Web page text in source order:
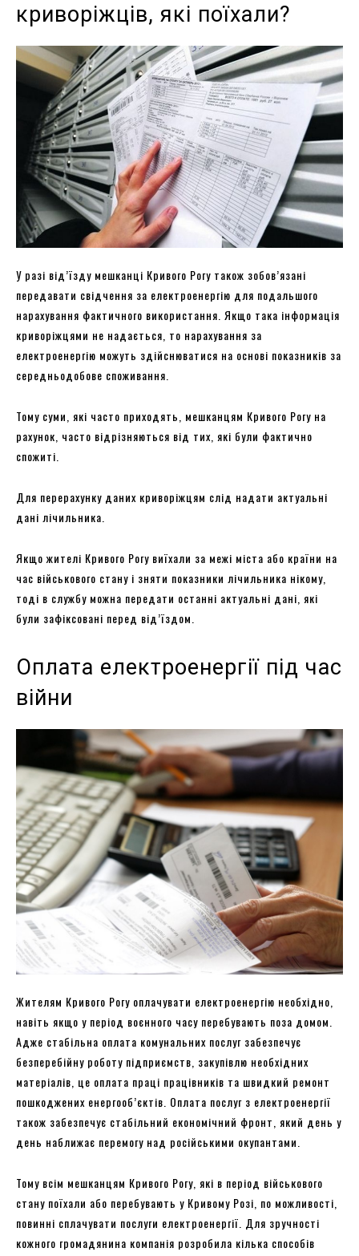
криворіжців, які поїхали?
У разі від’їзду мешканці Кривого Рогу також зобов’язані
передавати свідчення за електроенергію для подальшого
нарахування фактичного використання. Якщо така інформація
криворіжцями не надається, то нарахування за
електроенергію можуть здійснюватися на основі показників за
середньодобове споживання.
Тому суми, які часто приходять, мешканцям Кривого Рогу на
рахунок, часто відрізняються від тих, які були фактично
спожиті.
Для перерахунку даних криворіжцям слід надати актуальні
дані лічильника.
Якщо жителі Кривого Рогу виїхали за межі міста або країни на
час військового стану і зняти показники лічильника нікому,
тоді в службу можна передати останні актуальні дані, які
були зафіксовані перед від’їздом.
Оплата електроенергії під час
війни
Жителям Кривого Рогу оплачувати електроенергію необхідно,
навіть якщо у період воєнного часу перебувають поза домом.
Адже стабільна оплата комунальних послуг забезпечує
безперебійну роботу підприємств, закупівлю необхідних
матеріалів, це оплата праці працівників та швидкий ремонт
пошкоджених енергооб’єктів. Оплата послуг з електроенергії
також забезпечує стабільний економічний фронт, який день у
день наближає перемогу над російськими окупантами.
Тому всім мешканцям Кривого Рогу, які в період військового
стану поїхали або перебувають у Кривому Розі, по можливості,
повинні сплачувати послуги електроенергії. Для зручності
кожного громадянина компанія розробила кілька способів